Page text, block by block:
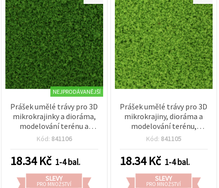
NEJPRODÁVANĚJŠÍ
Prášek umělé trávy pro 3D
mikrokrajinky a dioráma,
modelování terénu a
vkládání do epoxidové
5 g
Kód: 841106
18.34Kč 1-4 bal.
SLEVY
PRO MNOŽSTVÍ
Prášek umělé trávy pro 3D
mikrokrajiny, dioráma a
modelování terénu,
vhodné do epoxidové
Kód: 841105
18.34Kč 1-4 bal.
SLEVY
PRO MNOŽSTVÍ